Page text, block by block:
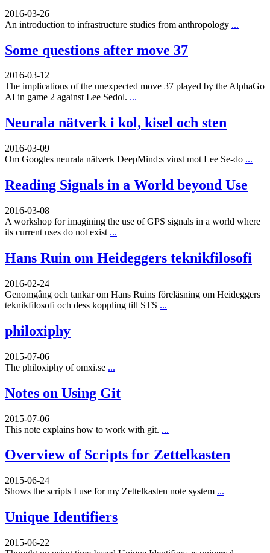
2016-03-26
An introduction to infrastructure studies from anthropology ...
Some questions after move 37
2016-03-12
The implications of the unexpected move 37 played by the AlphaGo
AI in game 2 against Lee Sedol. ...
Neurala nätverk i kol, kisel och sten
2016-03-09
Om Googles neurala nätverk DeepMind:s vinst mot Lee Se-do ...
Reading Signals in a World beyond Use
2016-03-08
A workshop for imagining the use of GPS signals in a world where
its current uses do not exist ...
Hans Ruin om Heideggers teknikfilosofi
2016-02-24
Genomgång och tankar om Hans Ruins föreläsning om Heideggers
teknikfilosofi och dess koppling till STS ...
philoxiphy
2015-07-06
The philoxiphy of omxi.se ...
Notes on Using Git
2015-07-06
This note explains how to work with git. ...
Overview of Scripts for Zettelkasten
2015-06-24
Shows the scripts I use for my Zettelkasten note system ...
Unique Identifiers
2015-06-22